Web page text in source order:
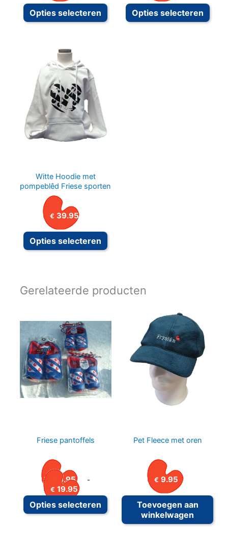
Opties selecteren
Dit product heeft meerdere
Opties selecteren
Dit
Witte Hoodie met
pompeblêd Friese sporten
€ 39.95
Opties selecteren
Dit product heeft meerdere
Gerelateerde producten
Friese pantoffels
15.95 -
€ 19.95 Prijsklasse: €15.95 tot €19.95
Opties selecteren
Dit product heeft meerdere
Pet Fleece met oren
€ 9.95
Toevoegen aan
winkelwagen